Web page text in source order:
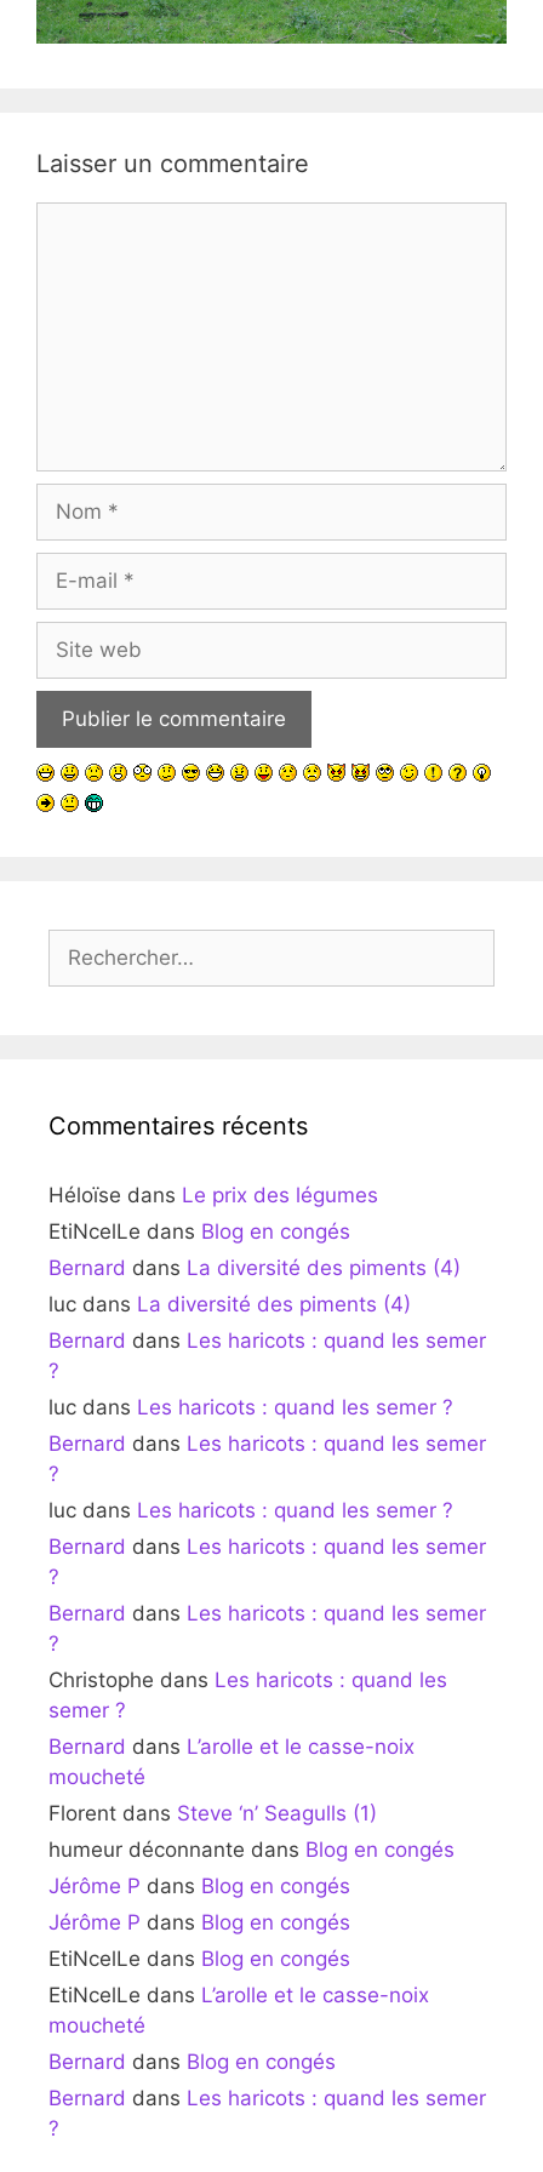
Laisser un commentaire
Nom
Site
web
Rechercher :
Commentaires récents
Héloïse dans Le prix des légumes
EtiNcelLe dans Blog en congés
Bernard dans La diversité des piments (4)
luc dans La diversité des piments (4)
Bernard dans Les haricots : quand les semer
?
luc dans Les haricots : quand les semer ?
Bernard dans Les haricots : quand les semer
?
luc dans Les haricots : quand les semer ?
Bernard dans Les haricots : quand les semer
?
Bernard dans Les haricots : quand les semer
?
Christophe dans Les haricots : quand les
semer ?
Bernard dans L’arolle et le casse-noix
moucheté
Florent dans Steve ‘n’ Seagulls (1)
humeur déconnante dans Blog en congés
Jérôme P dans Blog en congés
Jérôme P dans Blog en congés
EtiNcelLe dans Blog en congés
EtiNcelLe dans L’arolle et le casse-noix
moucheté
Bernard dans Blog en congés
Bernard dans Les haricots : quand les semer
?